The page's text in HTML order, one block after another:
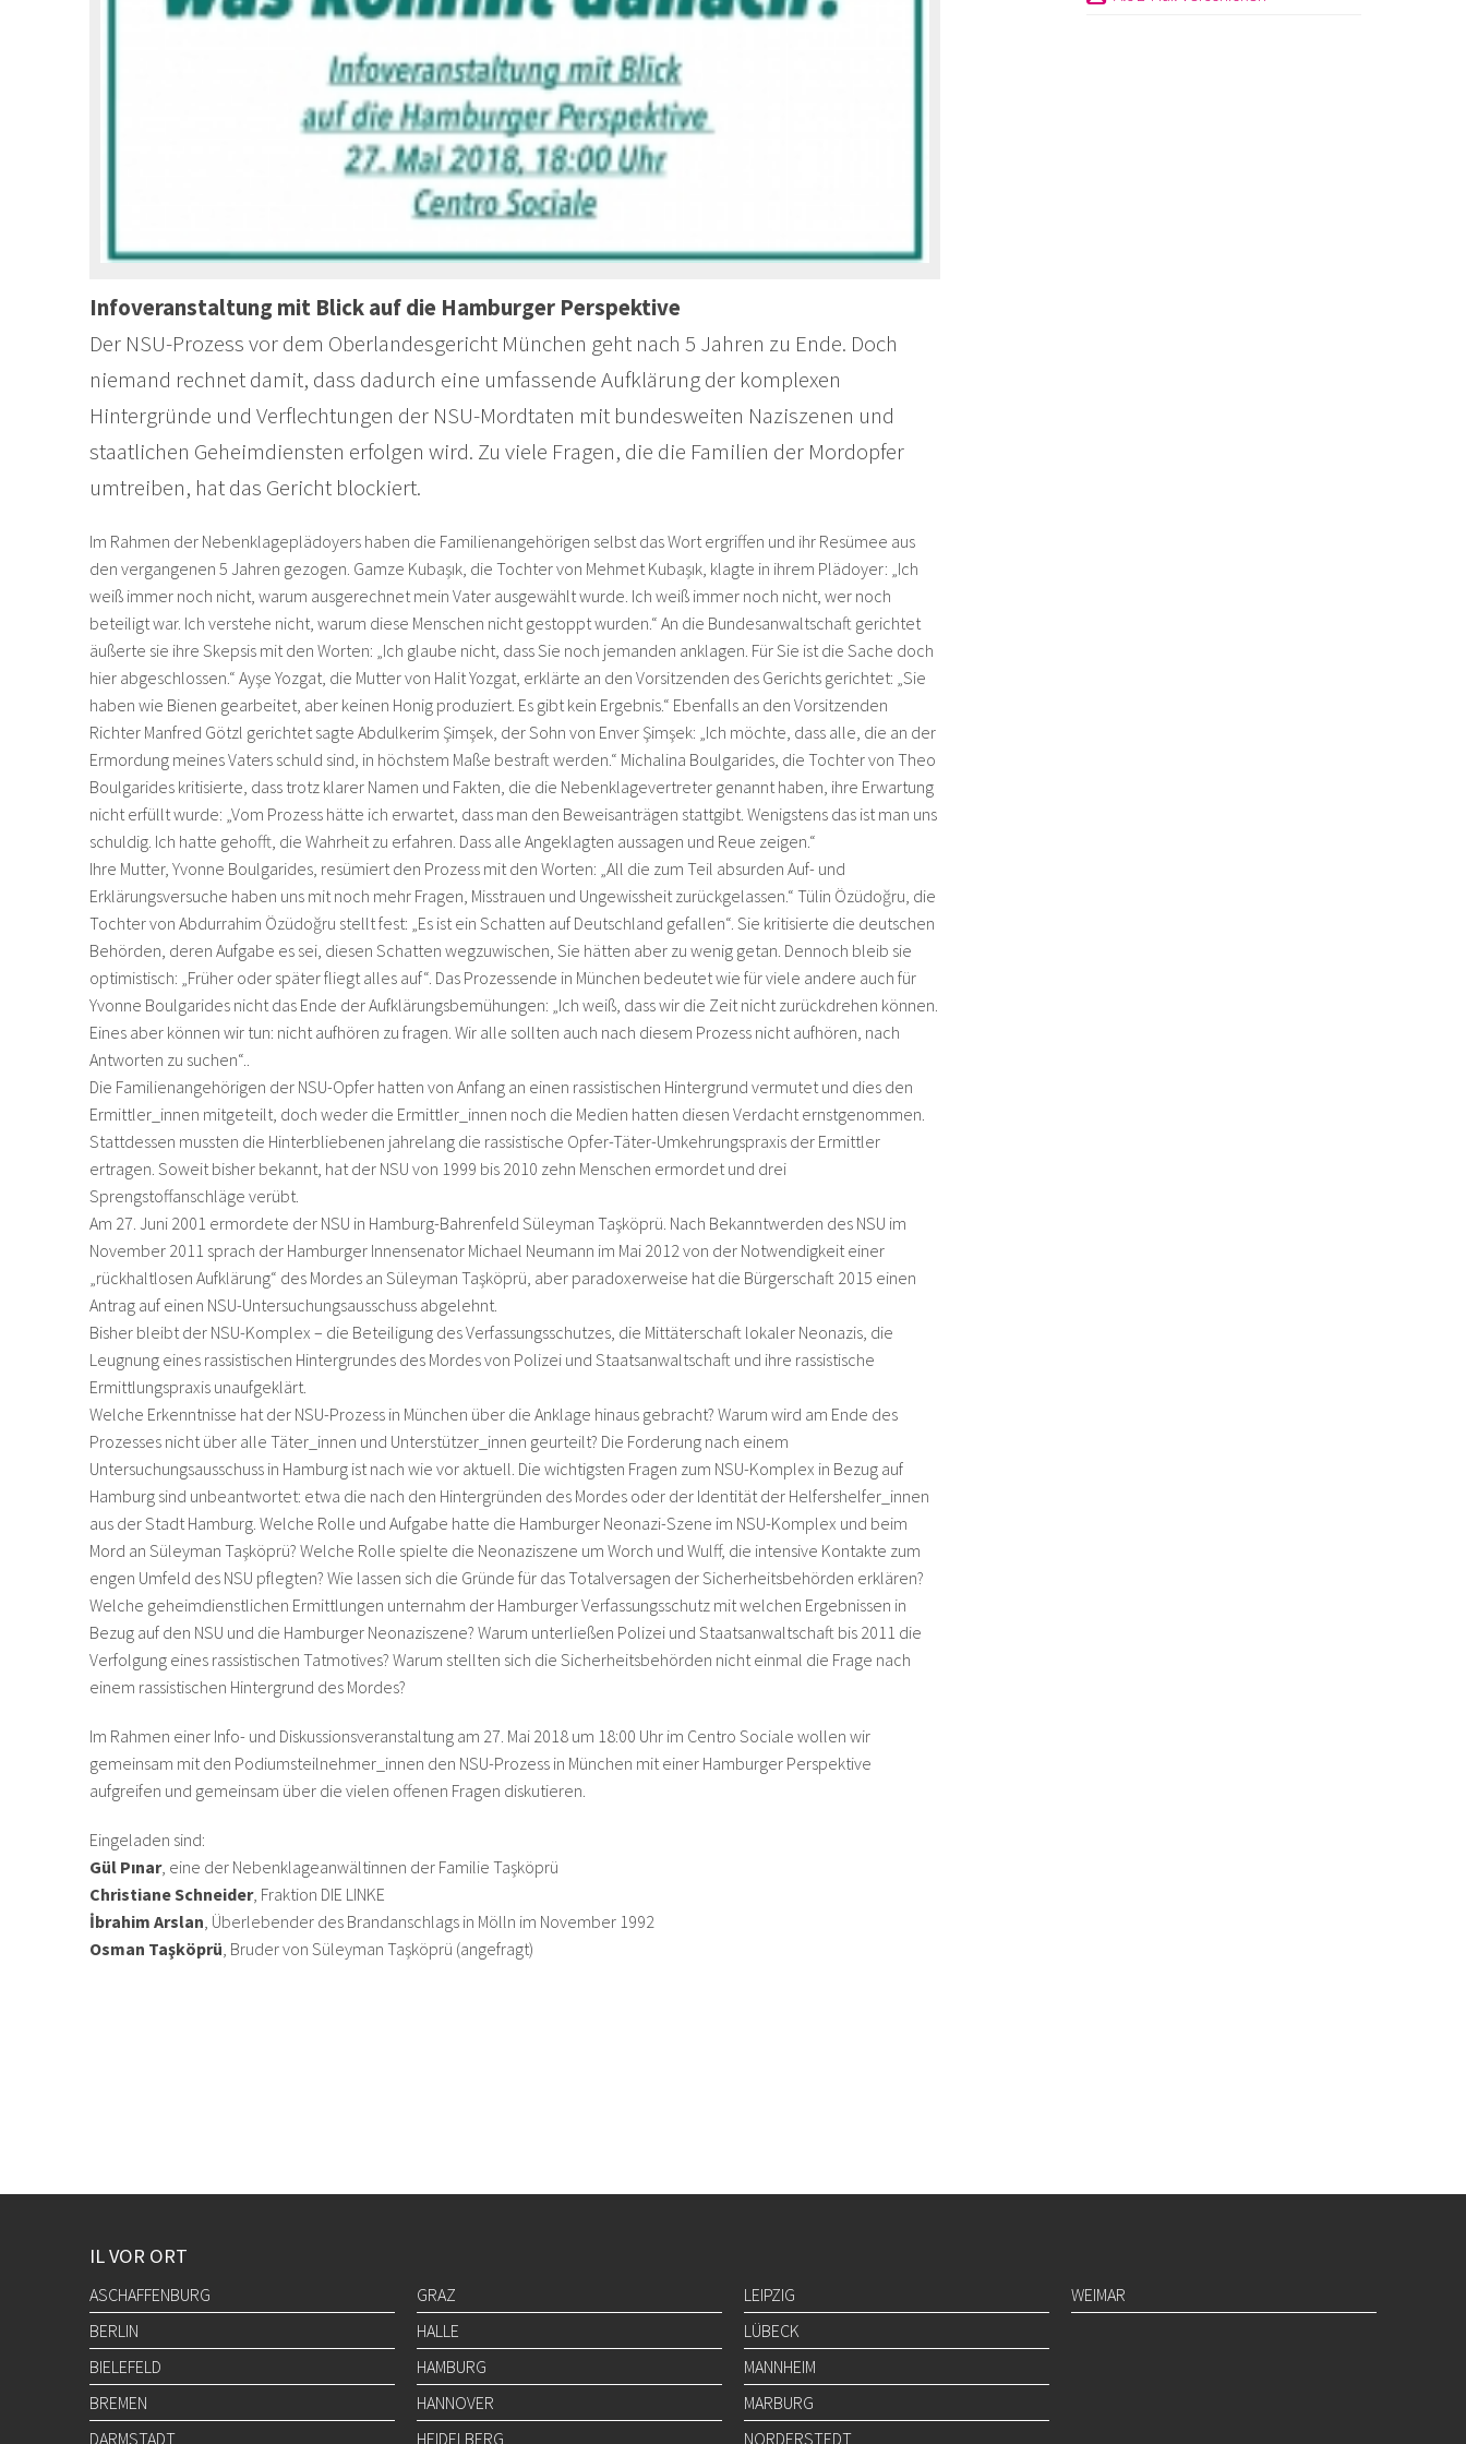
Infoveranstaltung mit Blick auf die Hamburger Perspektive
Der NSU-Prozess vor dem Oberlandesgericht München geht nach 5 Jahren zu Ende. Doch
niemand rechnet damit, dass dadurch eine umfassende Aufklärung der komplexen
Hintergründe und Verflechtungen der NSU-Mordtaten mit bundesweiten Naziszenen und
staatlichen Geheimdiensten erfolgen wird. Zu viele Fragen, die die Familien der Mordopfer
umtreiben, hat das Gericht blockiert.
Im Rahmen der Nebenklageplädoyers haben die Familienangehörigen selbst das Wort ergriffen und ihr Resümee aus
den vergangenen 5 Jahren gezogen. Gamze Kubaşık, die Tochter von Mehmet Kubaşık, klagte in ihrem Plädoyer: „Ich
weiß immer noch nicht, warum ausgerechnet mein Vater ausgewählt wurde. Ich weiß immer noch nicht, wer noch
beteiligt war. Ich verstehe nicht, warum diese Menschen nicht gestoppt wurden.“ An die Bundesanwaltschaft gerichtet
äußerte sie ihre Skepsis mit den Worten: „Ich glaube nicht, dass Sie noch jemanden anklagen. Für Sie ist die Sache doch
hier abgeschlossen.“ Ayşe Yozgat, die Mutter von Halit Yozgat, erklärte an den Vorsitzenden des Gerichts gerichtet: „Sie
haben wie Bienen gearbeitet, aber keinen Honig produziert. Es gibt kein Ergebnis.“ Ebenfalls an den Vorsitzenden
Richter Manfred Götzl gerichtet sagte Abdulkerim Şimşek, der Sohn von Enver Şimşek: „Ich möchte, dass alle, die an der
Ermordung meines Vaters schuld sind, in höchstem Maße bestraft werden.“ Michalina Boulgarides, die Tochter von Theo
Boulgarides kritisierte, dass trotz klarer Namen und Fakten, die die Nebenklagevertreter genannt haben, ihre Erwartung
nicht erfüllt wurde: „Vom Prozess hätte ich erwartet, dass man den Beweisanträgen stattgibt. Wenigstens das ist man uns
schuldig. Ich hatte gehofft, die Wahrheit zu erfahren. Dass alle Angeklagten aussagen und Reue zeigen.“
Ihre Mutter, Yvonne Boulgarides, resümiert den Prozess mit den Worten: „All die zum Teil absurden Auf- und
Erklärungsversuche haben uns mit noch mehr Fragen, Misstrauen und Ungewissheit zurückgelassen.“ Tülin Özüdoğru, die
Tochter von Abdurrahim Özüdoğru stellt fest: „Es ist ein Schatten auf Deutschland gefallen“. Sie kritisierte die deutschen
Behörden, deren Aufgabe es sei, diesen Schatten wegzuwischen, Sie hätten aber zu wenig getan. Dennoch bleib sie
optimistisch: „Früher oder später fliegt alles auf“. Das Prozessende in München bedeutet wie für viele andere auch für
Yvonne Boulgarides nicht das Ende der Aufklärungsbemühungen: „Ich weiß, dass wir die Zeit nicht zurückdrehen können.
Eines aber können wir tun: nicht aufhören zu fragen. Wir alle sollten auch nach diesem Prozess nicht aufhören, nach
Antworten zu suchen“..
Die Familienangehörigen der NSU-Opfer hatten von Anfang an einen rassistischen Hintergrund vermutet und dies den
Ermittler_innen mitgeteilt, doch weder die Ermittler_innen noch die Medien hatten diesen Verdacht ernstgenommen.
Stattdessen mussten die Hinterbliebenen jahrelang die rassistische Opfer-Täter-Umkehrungspraxis der Ermittler
ertragen. Soweit bisher bekannt, hat der NSU von 1999 bis 2010 zehn Menschen ermordet und drei
Sprengstoffanschläge verübt.
Am 27. Juni 2001 ermordete der NSU in Hamburg-Bahrenfeld Süleyman Taşköprü. Nach Bekanntwerden des NSU im
November 2011 sprach der Hamburger Innensenator Michael Neumann im Mai 2012 von der Notwendigkeit einer
„rückhaltlosen Aufklärung“ des Mordes an Süleyman Taşköprü, aber paradoxerweise hat die Bürgerschaft 2015 einen
Antrag auf einen NSU-Untersuchungsausschuss abgelehnt.
Bisher bleibt der NSU-Komplex – die Beteiligung des Verfassungsschutzes, die Mittäterschaft lokaler Neonazis, die
Leugnung eines rassistischen Hintergrundes des Mordes von Polizei und Staatsanwaltschaft und ihre rassistische
Ermittlungspraxis unaufgeklärt.
Welche Erkenntnisse hat der NSU-Prozess in München über die Anklage hinaus gebracht? Warum wird am Ende des
Prozesses nicht über alle Täter_innen und Unterstützer_innen geurteilt? Die Forderung nach einem
Untersuchungsausschuss in Hamburg ist nach wie vor aktuell. Die wichtigsten Fragen zum NSU-Komplex in Bezug auf
Hamburg sind unbeantwortet: etwa die nach den Hintergründen des Mordes oder der Identität der Helfershelfer_innen
aus der Stadt Hamburg. Welche Rolle und Aufgabe hatte die Hamburger Neonazi-Szene im NSU-Komplex und beim
Mord an Süleyman Taşköprü? Welche Rolle spielte die Neonaziszene um Worch und Wulff, die intensive Kontakte zum
engen Umfeld des NSU pflegten? Wie lassen sich die Gründe für das Totalversagen der Sicherheitsbehörden erklären?
Welche geheimdienstlichen Ermittlungen unternahm der Hamburger Verfassungsschutz mit welchen Ergebnissen in
Bezug auf den NSU und die Hamburger Neonaziszene? Warum unterließen Polizei und Staatsanwaltschaft bis 2011 die
Verfolgung eines rassistischen Tatmotives? Warum stellten sich die Sicherheitsbehörden nicht einmal die Frage nach
einem rassistischen Hintergrund des Mordes?
Im Rahmen einer Info- und Diskussionsveranstaltung am 27. Mai 2018 um 18:00 Uhr im Centro Sociale wollen wir
gemeinsam mit den Podiumsteilnehmer_innen den NSU-Prozess in München mit einer Hamburger Perspektive
aufgreifen und gemeinsam über die vielen offenen Fragen diskutieren.
Eingeladen sind:
Gül Pınar, eine der Nebenklageanwältinnen der Familie Taşköprü
Christiane Schneider, Fraktion DIE LINKE
İbrahim Arslan, Überlebender des Brandanschlags in Mölln im November 1992
Osman Taşköprü, Bruder von Süleyman Taşköprü (angefragt)
IL VOR ORT
ASCHAFFENBURG
BERLIN
BIELEFELD
BREMEN
DARMSTADT
GRAZ
HALLE
HAMBURG
HANNOVER
HEIDELBERG
LEIPZIG
LÜBECK
MANNHEIM
MARBURG
NORDERSTEDT
WEIMAR